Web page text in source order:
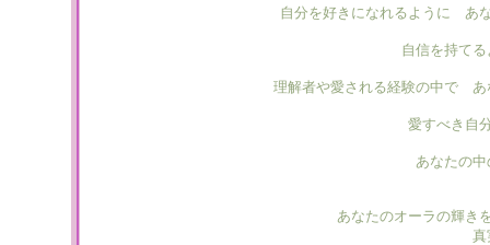
自分を好きになれるように あ
自信を持て
理解者や愛される経験の中で あ
愛すべき自
あなたの
あなたのオーラの輝き
真